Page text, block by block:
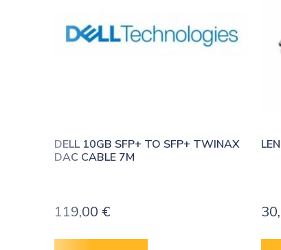
DELL 10GB SFP+ TO SFP+ TWINAX
DAC CABLE 7M
119,00 €